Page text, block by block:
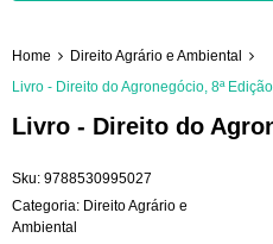
Home
Direito Agrário e Ambiental
Livro - Direito do Agronegócio, 8ª Edição
Livro - Direito do
Sku: 9788530995027
Categoria: Direito Agrário e
Ambiental